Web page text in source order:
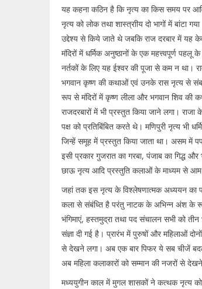
यह कहना कठिन है कि नृत्य का किस समय पर
नृत्य को लोक तथा शास्त्राीय दो भागों में बांटा
उद्देश्य से किये जाते थे जबकि राज दरबार में यह
मंदिरों में धर्मिक अनुष्ठानों के एक महत्त्वपूर्ण
नर्तकों के लिए यह ईश्वर की पूजा से कम न था।
भगवान कृष्ण की कथाओं एवं उनके रास नृत्य से
रूप से मंदिरों में कृष्ण लीला और भगवान शिव की
राजदरबारों में भी प्रस्तुत किया जाने लगा।
पक्ष को प्रतिबिंबित करते थे। मणिपुरी नृत्य भी
जिन्हें समूह में प्रस्तुत किया जाता था। असम में
इसी प्रकार गुजरात का गरबा, पंजाब का गिद्ध
छाऊ नृत्य आदि प्रस्तुति कलाओं के माध्यम से आम
जहां तक इस नृत्य के विश्लेषणात्मक अध्ययन का
कला से संबंध्ति है परंतु नाटक के अभिन्न अंश के
भंगिमाएं, हस्तमुद्रा तथा पद संचालन सभी को
संज्ञा दी गई है। प्रारंभ में पुरुषों और महिलाओं
से देखने लगा। अब एक बार पिफर ये सब चीजें
अब महिला कलाकारों को सम्मान की नजरों से
मध्ययुगीन काल में मुगल शासकों ने कत्थक नृत्य को